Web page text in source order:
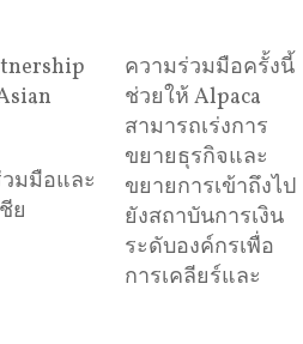
มมือและ
ย
ความร่วมมือครั้งนี้
ช่วยให้ Alpaca
สามารถเร่งการ
ขยายธุรกิจและ
ขยายการเข้าถึงไป
ยังสถาบันการเงิน
ระดับองค์กรเพื่อ
การเคลียร์และ